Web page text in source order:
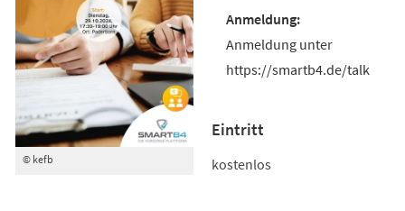
© kefb
Anmeldung unter
https://smartb4.de/talk
Eintritt
kostenlos